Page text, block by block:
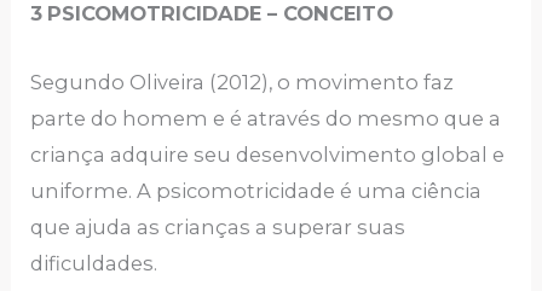
3 PSICOMOTRICIDADE – CONCEITO
Segundo Oliveira (2012), o movimento faz
parte do homem e é através do mesmo que a
criança adquire seu desenvolvimento global e
uniforme. A psicomotricidade é uma ciência
que ajuda as crianças a superar suas
dificuldades.